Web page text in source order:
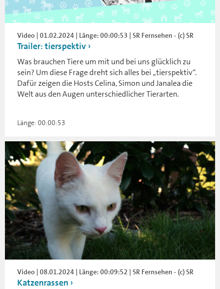
Video | 01.02.2024 | Länge: 00:00:53 | SR Fernsehen - (c) SR
Trailer: tierspektiv
Was brauchen Tiere um mit und bei uns glücklich zu
sein? Um diese Frage dreht sich alles bei „tierspektiv“.
Dafür zeigen die Hosts Celina, Simon und Janalea die
Welt aus den Augen unterschiedlicher Tierarten.
Länge: 00:00:53
Video | 08.01.2024 | Länge: 00:09:52 | SR Fernsehen - (c) SR
Katzenrassen